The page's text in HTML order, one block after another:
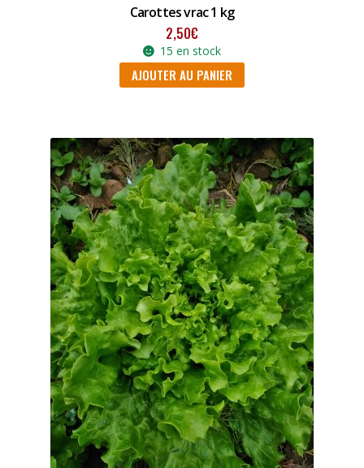
Carottes vrac 1 kg
2,50€
15 en stock
AJOUTER AU PANIER